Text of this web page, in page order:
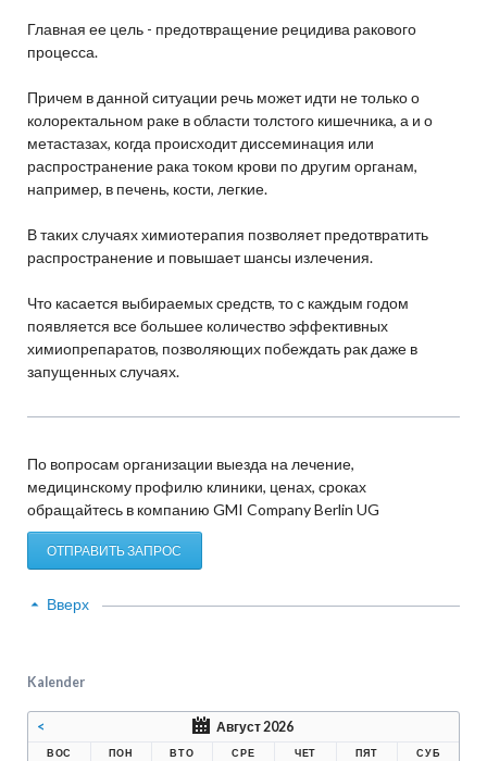
Главная ее цель - предотвращение рецидива ракового
процесса.
Причем в данной ситуации речь может идти не только о
колоректальном раке в области толстого кишечника, а и о
метастазах, когда происходит диссеминация или
распространение рака током крови по другим органам,
например, в печень, кости, легкие.
В таких случаях химиотерапия позволяет предотвратить
распространение и повышает шансы излечения.
Что касается выбираемых средств, то с каждым годом
появляется все большее количество эффективных
химиопрепаратов, позволяющих побеждать рак даже в
запущенных случаях.
По вопросам организации выезда на лечение,
медицинскому профилю клиники, ценах, сроках
обращайтесь в компанию GMI Company Berlin UG
ОТПРАВИТЬ ЗАПРОС
Вверх
Kalender
< Август 2026
ВОС ПОН ВТО СРЕ ЧЕТ ПЯТ СУБ